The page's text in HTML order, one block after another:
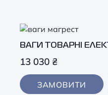
ВАГИ ТОВАРНІ
13 030 ₴
ЗАМОВИТИ